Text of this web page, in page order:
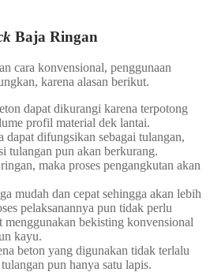
Baja Ringan
cara konvensional, penggunaan
karena alasan berikut.
dapat dikurangi karena terpotong
profil material dek lantai.
dapat difungsikan sebagai tulangan,
tulangan pun akan berkurang.
maka proses pengangkutan akan
mudah dan cepat sehingga akan lebih
pelaksanannya pun tidak perlu
menggunakan bekisting konvensional
kayu.
beton yang digunakan tidak terlalu
pun hanya satu lapis.